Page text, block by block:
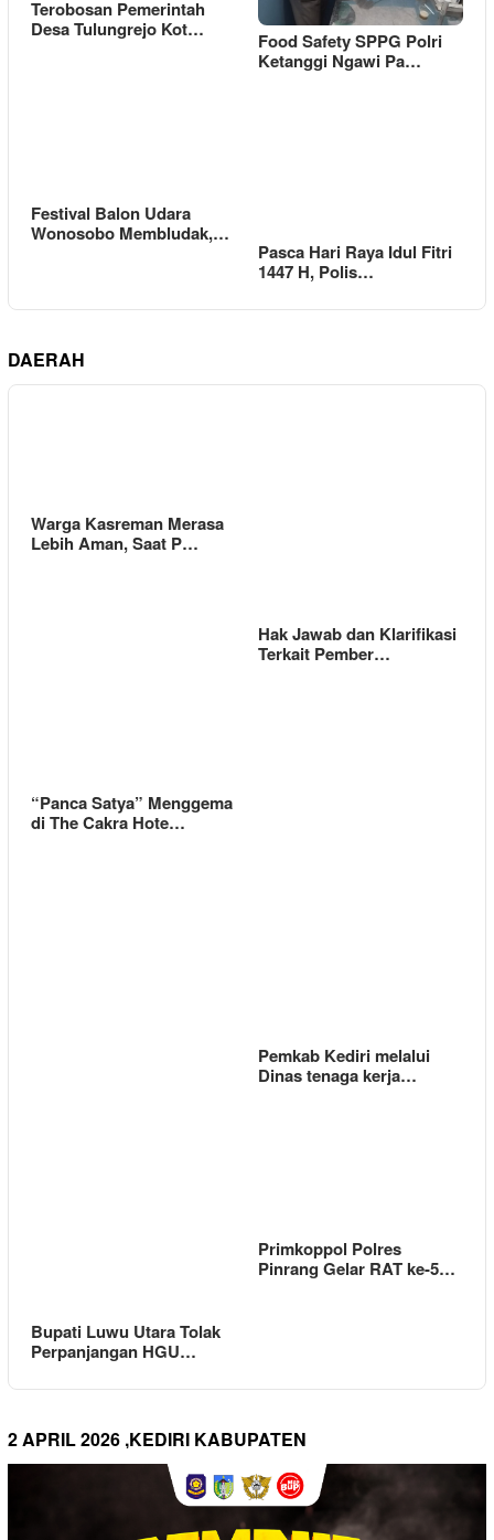
Terobosan Pemerintah
Desa Tulungrejo Kot…
Food Safety SPPG Polri
Ketanggi Ngawi Pa…
Festival Balon Udara
Wonosobo Membludak,…
Pasca Hari Raya Idul Fitri
1447 H, Polis…
DAERAH
Warga Kasreman Merasa
Lebih Aman, Saat P…
Hak Jawab dan Klarifikasi
Terkait Pember…
“Panca Satya” Menggema
di The Cakra Hote…
Pemkab Kediri melalui
Dinas tenaga kerja…
Bupati Luwu Utara Tolak
Perpanjangan HGU…
Primkoppol Polres
Pinrang Gelar RAT ke-5…
2 APRIL 2026 ,KEDIRI KABUPATEN